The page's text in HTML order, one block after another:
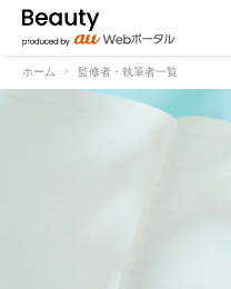
ホーム 監修者・執筆者一覧